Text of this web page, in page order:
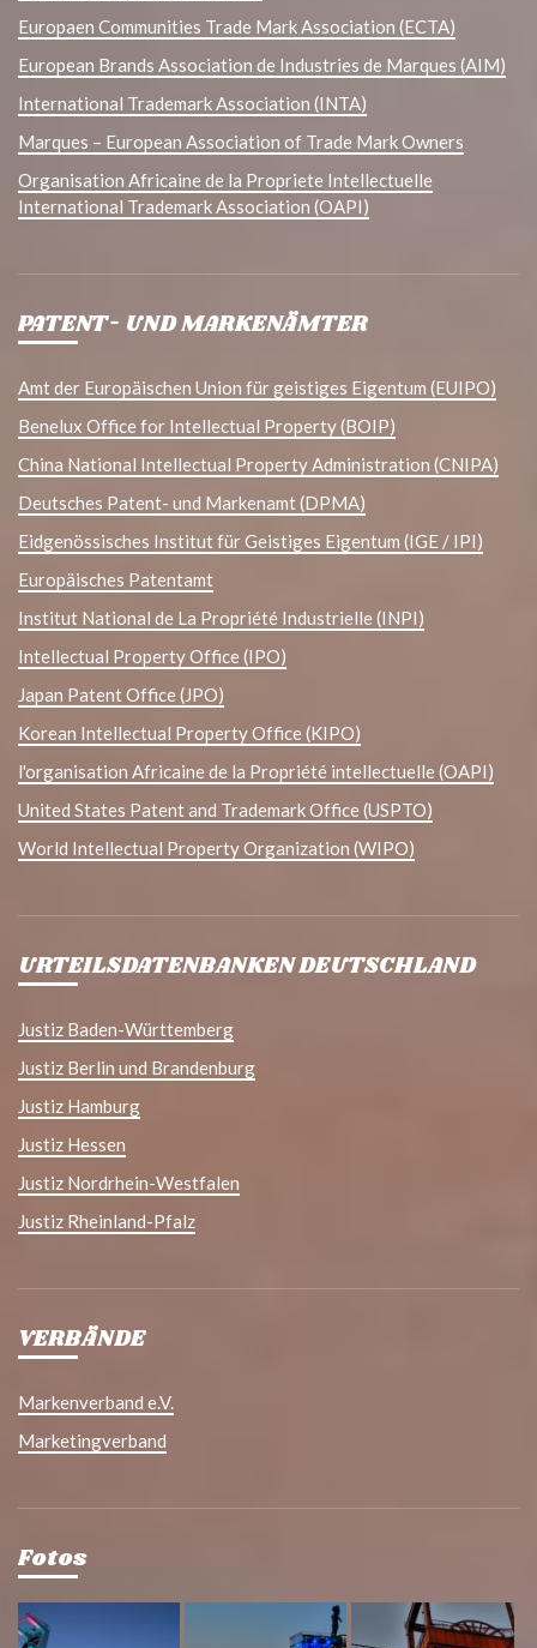
Europaen Communities Trade Mark Association (ECTA)
European Brands Association de Industries de Marques (AIM)
International Trademark Association (INTA)
Marques – European Association of Trade Mark Owners
Organisation Africaine de la Propriete Intellectuelle
International Trademark Association (OAPI)
PATENT- UND MARKENÄMTER
Amt der Europäischen Union für geistiges Eigentum (EUIPO)
Benelux Office for Intellectual Property (BOIP)
China National Intellectual Property Administration (CNIPA)
Deutsches Patent- und Markenamt (DPMA)
Eidgenössisches Institut für Geistiges Eigentum (IGE / IPI)
Europäisches Patentamt
Institut National de La Propriété Industrielle (INPI)
Intellectual Property Office (IPO)
Japan Patent Office (JPO)
Korean Intellectual Property Office (KIPO)
l'organisation Africaine de la Propriété intellectuelle (OAPI)
United States Patent and Trademark Office (USPTO)
World Intellectual Property Organization (WIPO)
URTEILSDATENBANKEN DEUTSCHLAND
Justiz Baden-Württemberg
Justiz Berlin und Brandenburg
Justiz Hamburg
Justiz Hessen
Justiz Nordrhein-Westfalen
Justiz Rheinland-Pfalz
VERBÄNDE
Markenverband e.V.
Marketingverband
Fotos